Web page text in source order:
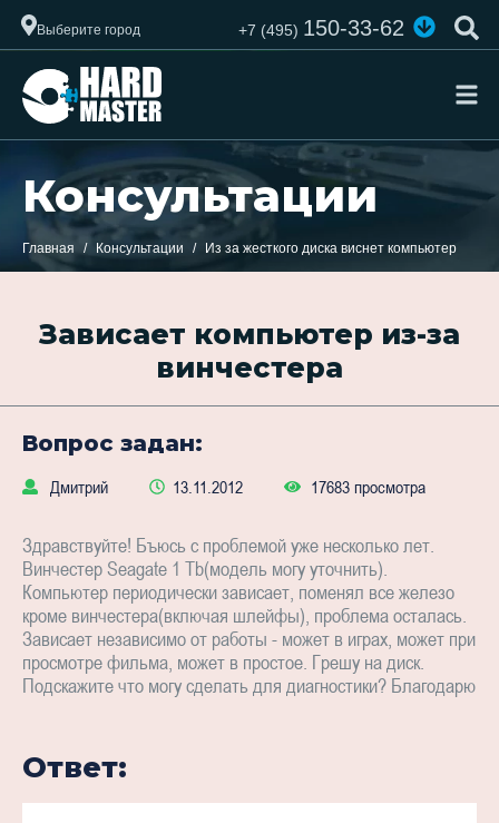
Выберите город +7 (495)150-33-62
Консультации
Главная Консультации Из за жесткого диска виснет компьютер
Зависает компьютер из-за
винчестера
Вопрос задан:
Дмитрий 13.11.2012 17683 просмотра
Здравствуйте! Бъюсь с проблемой уже несколько лет.
Винчестер Seagate 1 Tb(модель могу уточнить).
Компьютер периодически зависает, поменял все железо
кроме винчестера(включая шлейфы), проблема осталась.
Зависает независимо от работы - может в играх, может при
просмотре фильма, может в простое. Грешу на диск.
Подскажите что могу сделать для диагностики? Благодарю
Ответ: